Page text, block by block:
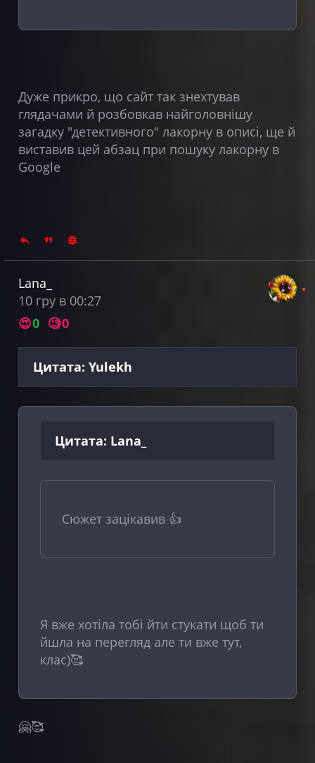
Дуже прикро, що сайт так знехтував
глядачами й розбовкав найголовнішу
загадку "детективного" лакорну в описі, ще й
виставив цей абзац при пошуку лакорну в
Google
Lana_
10 гру в 00:27
😍0 🧐0
Цитата: Yulekh
Цитата: Lana_
Сюжет зацікавив 👍
Я вже хотіла тобі йти стукати щоб ти
йшла на перегляд але ти вже тут,
клас)🥰
🤗🥰